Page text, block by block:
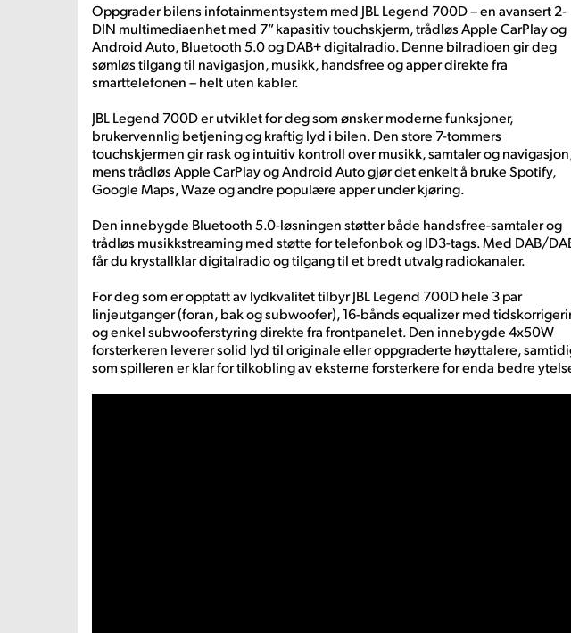
Oppgrader bilens infotainmentsystem med JBL Legend 700D – en avansert 2-
DIN multimediaenhet med 7” kapasitiv touchskjerm, trådløs Apple CarPlay og
Android Auto, Bluetooth 5.0 og DAB+ digitalradio. Denne bilradioen gir deg
sømløs tilgang til navigasjon, musikk, handsfree og apper direkte fra
smarttelefonen – helt uten kabler.
JBL Legend 700D er utviklet for deg som ønsker moderne funksjoner,
brukervennlig betjening og kraftig lyd i bilen. Den store 7-tommers
touchskjermen gir rask og intuitiv kontroll over musikk, samtaler og
mens trådløs Apple CarPlay og Android Auto gjør det enkelt å bruke Spotify,
Google Maps, Waze og andre populære apper under kjøring.
Den innebygde Bluetooth 5.0-løsningen støtter både handsfree-samtaler og
trådløs musikkstreaming med støtte for telefonbok og ID3-tags. Med DAB/
får du krystallklar digitalradio og tilgang til et bredt utvalg radiokanaler.
For deg som er opptatt av lydkvalitet tilbyr JBL Legend 700D hele 3 par
linjeutganger (foran, bak og subwoofer), 16-bånds equalizer med
og enkel subwooferstyring direkte fra frontpanelet. Den innebygde 4x50W
forsterkeren leverer solid lyd til originale eller oppgraderte høyttalere,
som spilleren er klar for tilkobling av eksterne forsterkere for enda bedre